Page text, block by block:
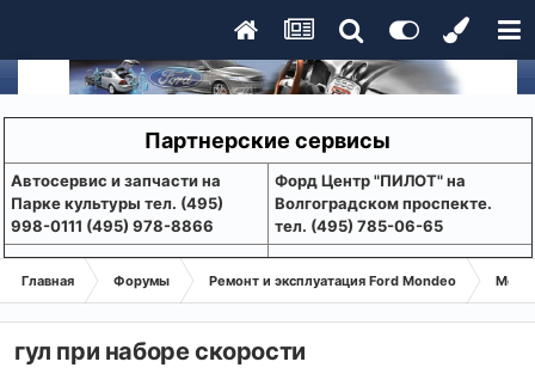
Партнерские сервисы
Aвтосервис и запчасти на
Парке культуры тел. (495)
998-0111 (495) 978-8866
Форд Центр "ПИЛОТ" на
Волгоградском проспекте.
тел. (495) 785-06-65
Главная Форумы Ремонт и эксплуатация Ford Mondeo
гул при наборе скорости